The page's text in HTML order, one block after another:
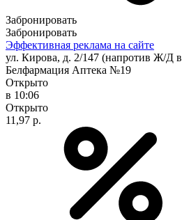
Забронировать
Забронировать
Эффективная реклама на сайте
ул. Кирова, д. 2/147 (напротив Ж/Д
Белфармация Аптека №19
Открыто
в 10:06
Открыто
11,97 р.